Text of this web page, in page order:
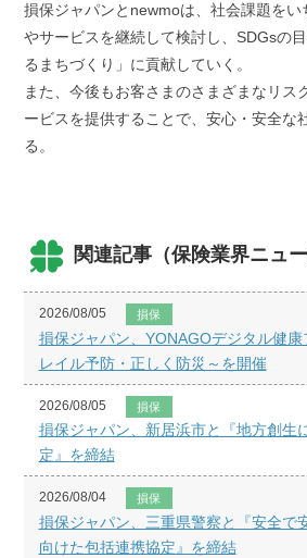
損保ジャパンとnewmoは、社会課題をい
やサービスを継続して検討し、SDGsの
るまちづくり」に貢献していく。
また、今後もお客さまのさまざまなリス
ービスを提供することで、安心・安全な
る。
関連記事（保険業界ニュー
2026/08/05 損保
損保ジャパン、YONAGOデジタル健
レイル予防・正しく防災～を開催
2026/08/05 損保
損保ジャパン、新居浜市と『地方創生
定』を締結
2026/08/04 損保
損保ジャパン、三重県警察と『安全で
向けた包括連携協定』を締結